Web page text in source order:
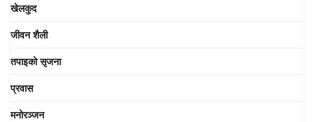
खेलकुद
जीवन शैली
तपाइको सृजना
प्रवास
मनोरञ्जन